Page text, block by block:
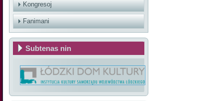
Kongresoj
Fanimani
Subtenas nin